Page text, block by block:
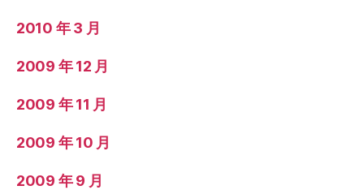
2010 年 3 月
2009 年 12 月
2009 年 11 月
2009 年 10 月
2009 年 9 月